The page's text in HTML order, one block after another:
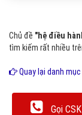
Chủ đề "hệ điều
tìm kiếm rất nhiều
Quay lại danh mục
Gọi